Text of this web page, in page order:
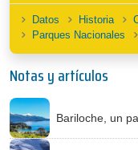
Datos Historia
Parques Nacionales
Notas y artículos
Bariloche, un